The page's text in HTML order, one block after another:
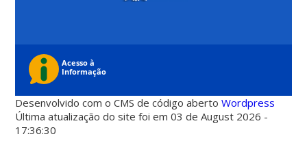
Desenvolvido com o CMS de código abertoWordpress
Última atualização do site foi em 03 de August 2026 -
17:36:30